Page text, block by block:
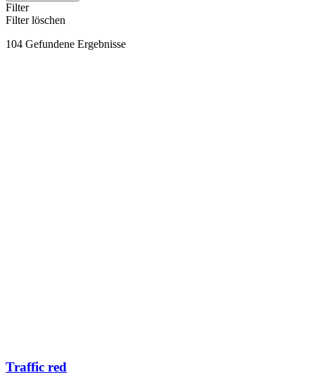
Filter
Filter löschen
104 Gefundene Ergebnisse
Traffic red